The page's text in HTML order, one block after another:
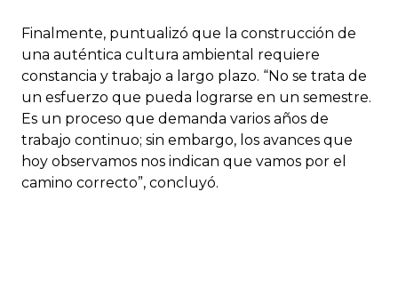
Finalmente, puntualizó que la construcción de
una auténtica cultura ambiental requiere
constancia y trabajo a largo plazo. “No se trata de
un esfuerzo que pueda lograrse en un semestre.
Es un proceso que demanda varios años de
trabajo continuo; sin embargo, los avances que
hoy observamos nos indican que vamos por el
camino correcto”, concluyó.